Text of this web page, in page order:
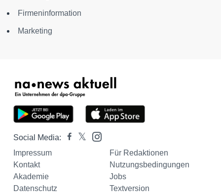
Firmeninformation
Marketing
Social Media:
Impressum
Für Redaktionen
Kontakt
Nutzungsbedingungen
Akademie
Jobs
Datenschutz
Textversion